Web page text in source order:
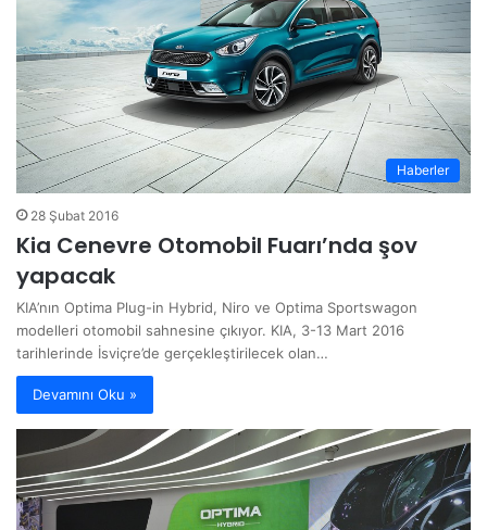
Haberler
28 Şubat 2016
Kia Cenevre Otomobil Fuarı’nda şov
yapacak
KIA’nın Optima Plug-in Hybrid, Niro ve Optima Sportswagon
modelleri otomobil sahnesine çıkıyor. KIA, 3-13 Mart 2016
tarihlerinde İsviçre’de gerçekleştirilecek olan…
Devamını Oku »